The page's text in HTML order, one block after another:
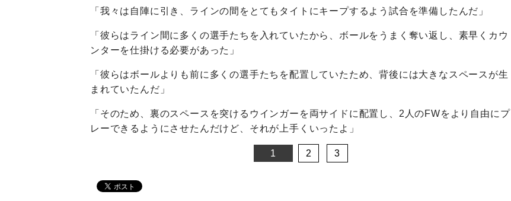
「我々は自陣に引き、ラインの間をとてもタイトにキープするよう試合を準備したんだ」
「彼らはライン間に多くの選手たちを入れていたから、ボールをうまく奪い返し、素早くカウ
ンターを仕掛ける必要があった」
「彼らはボールよりも前に多くの選手たちを配置していたため、背後には大きなスペースが生
まれていたんだ」
「そのため、裏のスペースを突けるウインガーを両サイドに配置し、2人のFWをより自由にプ
レーできるようにさせたんだけど、それが上手くいったよ」
1 2 3